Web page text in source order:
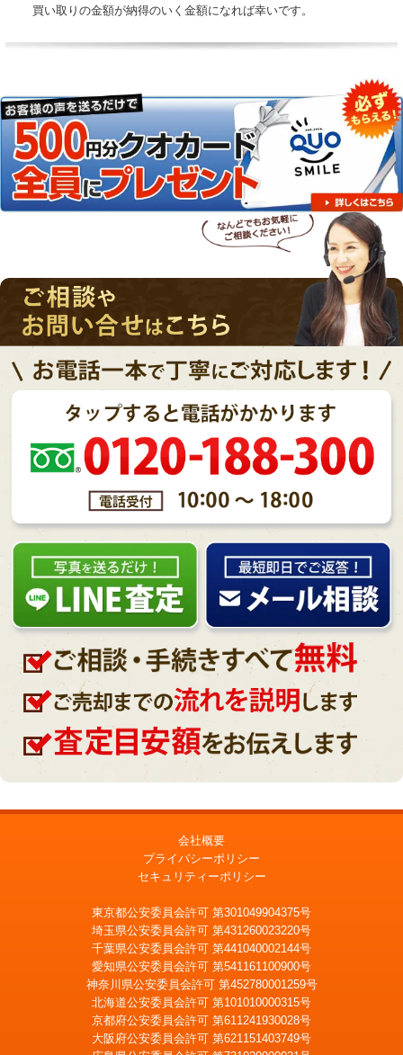
買い取りの金額が納得のいく金額になれば幸いです。
会社概要
プライバシーポリシー
セキュリティーポリシー
東京都公安委員会許可 第301049904375号
埼玉県公安委員会許可 第431260023220号
千葉県公安委員会許可 第441040002144号
愛知県公安委員会許可 第541161100900号
神奈川県公安委員会許可 第452780001259号
北海道公安委員会許可 第101010000315号
京都府公安委員会許可 第611241930028号
大阪府公安委員会許可 第621151403749号